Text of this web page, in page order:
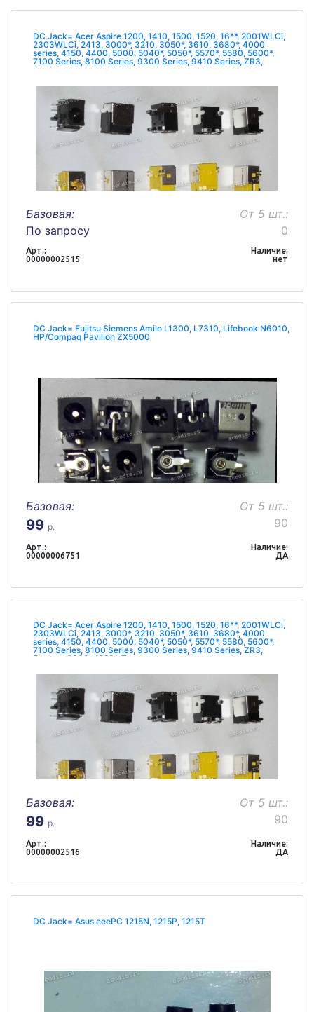
DC Jack= Acer Aspire 1200, 1410, 1500, 1520, 16**, 2001WLCi,
2303WLCi, 2413, 3000*, 3210, 3050*, 3610, 3680*, 4000
series, 4150, 4400, 5000, 5040*, 5050*, 5570*, 5580, 5600*,
7100 Series, 8100 Series, 9300 Series, 9410 Series, ZR3,
Extensa 3000, 4220*, Tr
Базовая:
По запросу
От 5 шт.:
0
Арт.:
00000002515
Наличие:
нет
DC Jack= Fujitsu Siemens Amilo L1300, L7310, Lifebook N6010,
HP/Compaq Pavilion ZX5000
Базовая:
99 р.
От 5 шт.:
90
Арт.:
00000006751
Наличие:
ДА
DC Jack= Acer Aspire 1200, 1410, 1500, 1520, 16**, 2001WLCi,
2303WLCi, 2413, 3000*, 3210, 3050*, 3610, 3680*, 4000
series, 4150, 4400, 5000, 5040*, 5050*, 5570*, 5580, 5600*,
7100 Series, 8100 Series, 9300 Series, 9410 Series, ZR3,
Extensa 3000, 4220*, Tr
Базовая:
99 р.
От 5 шт.:
90
Арт.:
00000002516
Наличие:
ДА
DC Jack= Asus eeePC 1215N, 1215P, 1215T